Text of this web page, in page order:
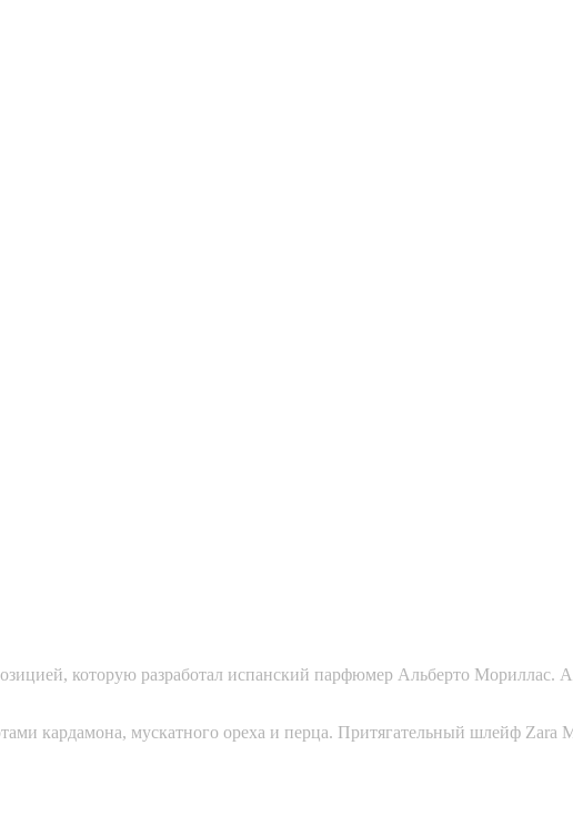
которую разработал испанский парфюмер Альберто Мориллас.
кардамона, мускатного ореха и перца. Притягательный шлейф Zara